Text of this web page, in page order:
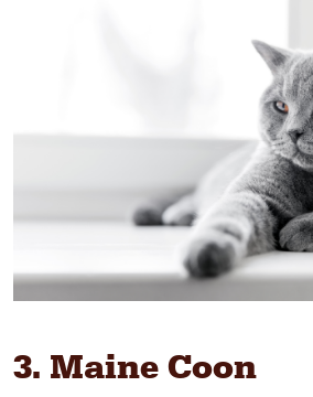
3. Maine Coon